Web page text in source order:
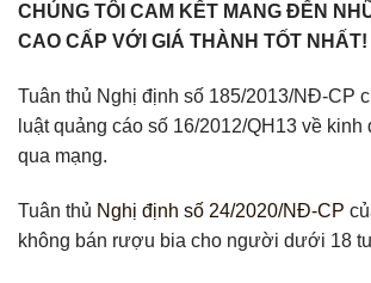
CHÚNG TÔI CAM KẾT MANG ĐẾN
CAO CẤP VỚI GIÁ THÀNH TỐT NHẤT!
Tuân thủ Nghị định số 185/2013/NĐ-CP
luật quảng cáo số 16/2012/QH13 về kinh
qua mạng.
Tuân thủ Nghị định số 24/2020/NĐ-CP
không bán rượu bia cho người dưới 18